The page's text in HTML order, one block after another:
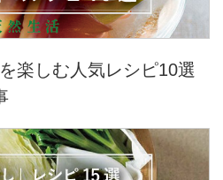
楽しむ人気レシピ10選